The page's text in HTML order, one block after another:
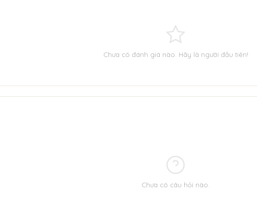
Chưa có đánh giá nào. Hãy là người đầu tiên!
Chưa có câu hỏi nào.